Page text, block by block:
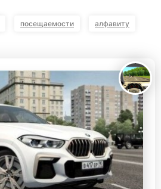
посещаемости алфавиту